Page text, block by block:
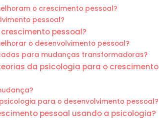
o crescimento pessoal?
pessoal?
pessoal?
o desenvolvimento pessoal?
para mudanças transformadoras?
da psicologia para o crescimento
para o desenvolvimento pessoal?
pessoal usando a psicologia?